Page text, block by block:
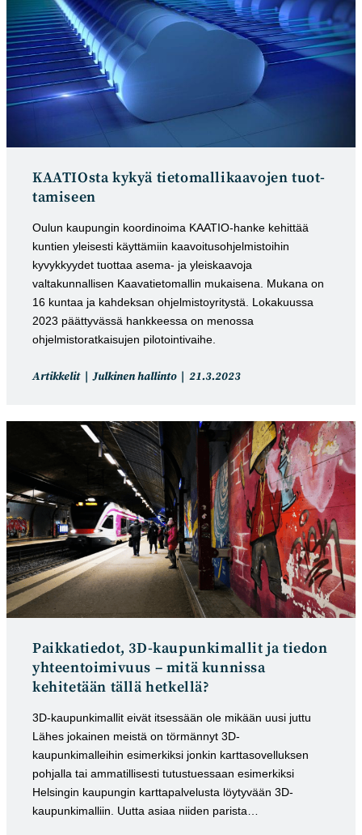
KAATIOsta kykyä tietomal­likaa­vojen tuot­
tamiseen
Oulun kaupungin koordinoima KAATIO-hanke kehittää
kuntien yleisesti käyttämiin kaavoitusohjelmistoihin
kyvykkyydet tuottaa asema- ja yleiskaavoja
valtakunnallisen Kaavatietomallin mukaisena. Mukana on
16 kuntaa ja kahdeksan ohjelmistoyritystä. Lokakuussa
2023 päättyvässä hankkeessa on menossa
ohjelmistoratkaisujen pilotointivaihe.
Artikkelin
Artikkelit Julkinen hallinto
Artikkeli
21.3.2023
Paikkatiedot, 3D-kaupunki­mal­lit ja tie­don
yh­teentoimi­vuus – mitä kunnissa
kehitetään tällä hetkellä?
3D-kaupunkimallit eivät itsessään ole mikään uusi juttu
Lähes jokainen meistä on törmännyt 3D-
kaupunkimalleihin esimerkiksi jonkin karttasovelluksen
pohjalla tai ammatillisesti tutustuessaan esimerkiksi
Helsingin kaupungin karttapalvelusta löytyvään 3D-
kaupunkimalliin. Uutta asiaa niiden parista…